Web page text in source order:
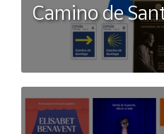
Camino de